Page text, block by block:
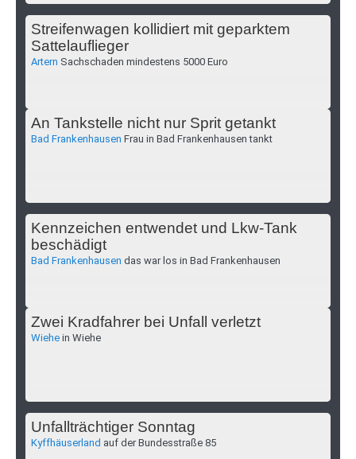
Streifenwagen kollidiert mit geparktem
Sattelauflieger
Artern Sachschaden mindestens 5000 Euro
An Tankstelle nicht nur Sprit getankt
Bad Frankenhausen Frau in Bad Frankenhausen tankt
Kennzeichen entwendet und Lkw-Tank
beschädigt
Bad Frankenhausen das war los in Bad Frankenhausen
Zwei Kradfahrer bei Unfall verletzt
Wiehe in Wiehe
Unfallträchtiger Sonntag
Kyffhäuserland auf der Bundesstraße 85